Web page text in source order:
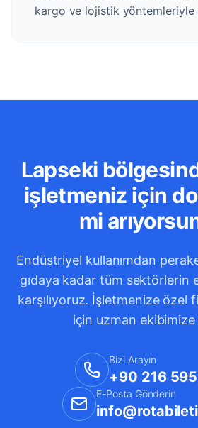
kargo ve lojistik yöntemleriyle
Lapseki
işletmeniz için
mi
Endüstriyel kullanımdan
gıdaya kadar tüm sektörlerin
karşılıyoruz. İşletmenize özel
için uzman ekibimize
Bizi Arayın
+90 216
E-Posta Gönderin